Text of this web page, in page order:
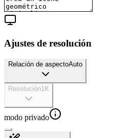
Ajustes de resolución
Relación de aspectoAuto
Resolución1K
modo privado